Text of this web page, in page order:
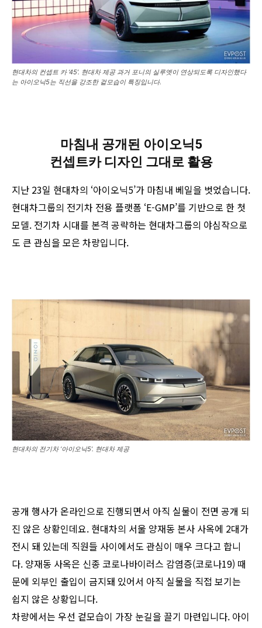
현대차의 컨셉트 카 ‘45’. 현대차 제공 과거 포니의 실루엣이 연상되도록 디자인했다
는 아이오닉5는 직선을 강조한 겉모습이 특징입니다.
마침내 공개된 아이오닉5
컨셉트카 디자인 그대로 활용
지난 23일 현대차의 ‘아이오닉5’가 마침내 베일을 벗었습니다.
현대차그룹의 전기차 전용 플랫폼 ‘E-GMP’를 기반으로 한 첫
모델. 전기차 시대를 본격 공략하는 현대차그룹의 야심작으로
도 큰 관심을 모은 차량입니다.
현대차의 전기차 ‘아이오닉5’. 현대차 제공
공개 행사가 온라인으로 진행되면서 아직 실물이 전면 공개 되
진 않은 상황인데요. 현대차의 서울 양재동 본사 사옥에 2대가
전시 돼 있는데 직원들 사이에서도 관심이 매우 크다고 합니
다. 양재동 사옥은 신종 코로나바이러스 감염증(코로나19) 때
문에 외부인 출입이 금지돼 있어서 아직 실물을 직접 보기는
쉽지 않은 상황입니다.
차량에서는 우선 겉모습이 가장 눈길을 끌기 마련입니다. 아이